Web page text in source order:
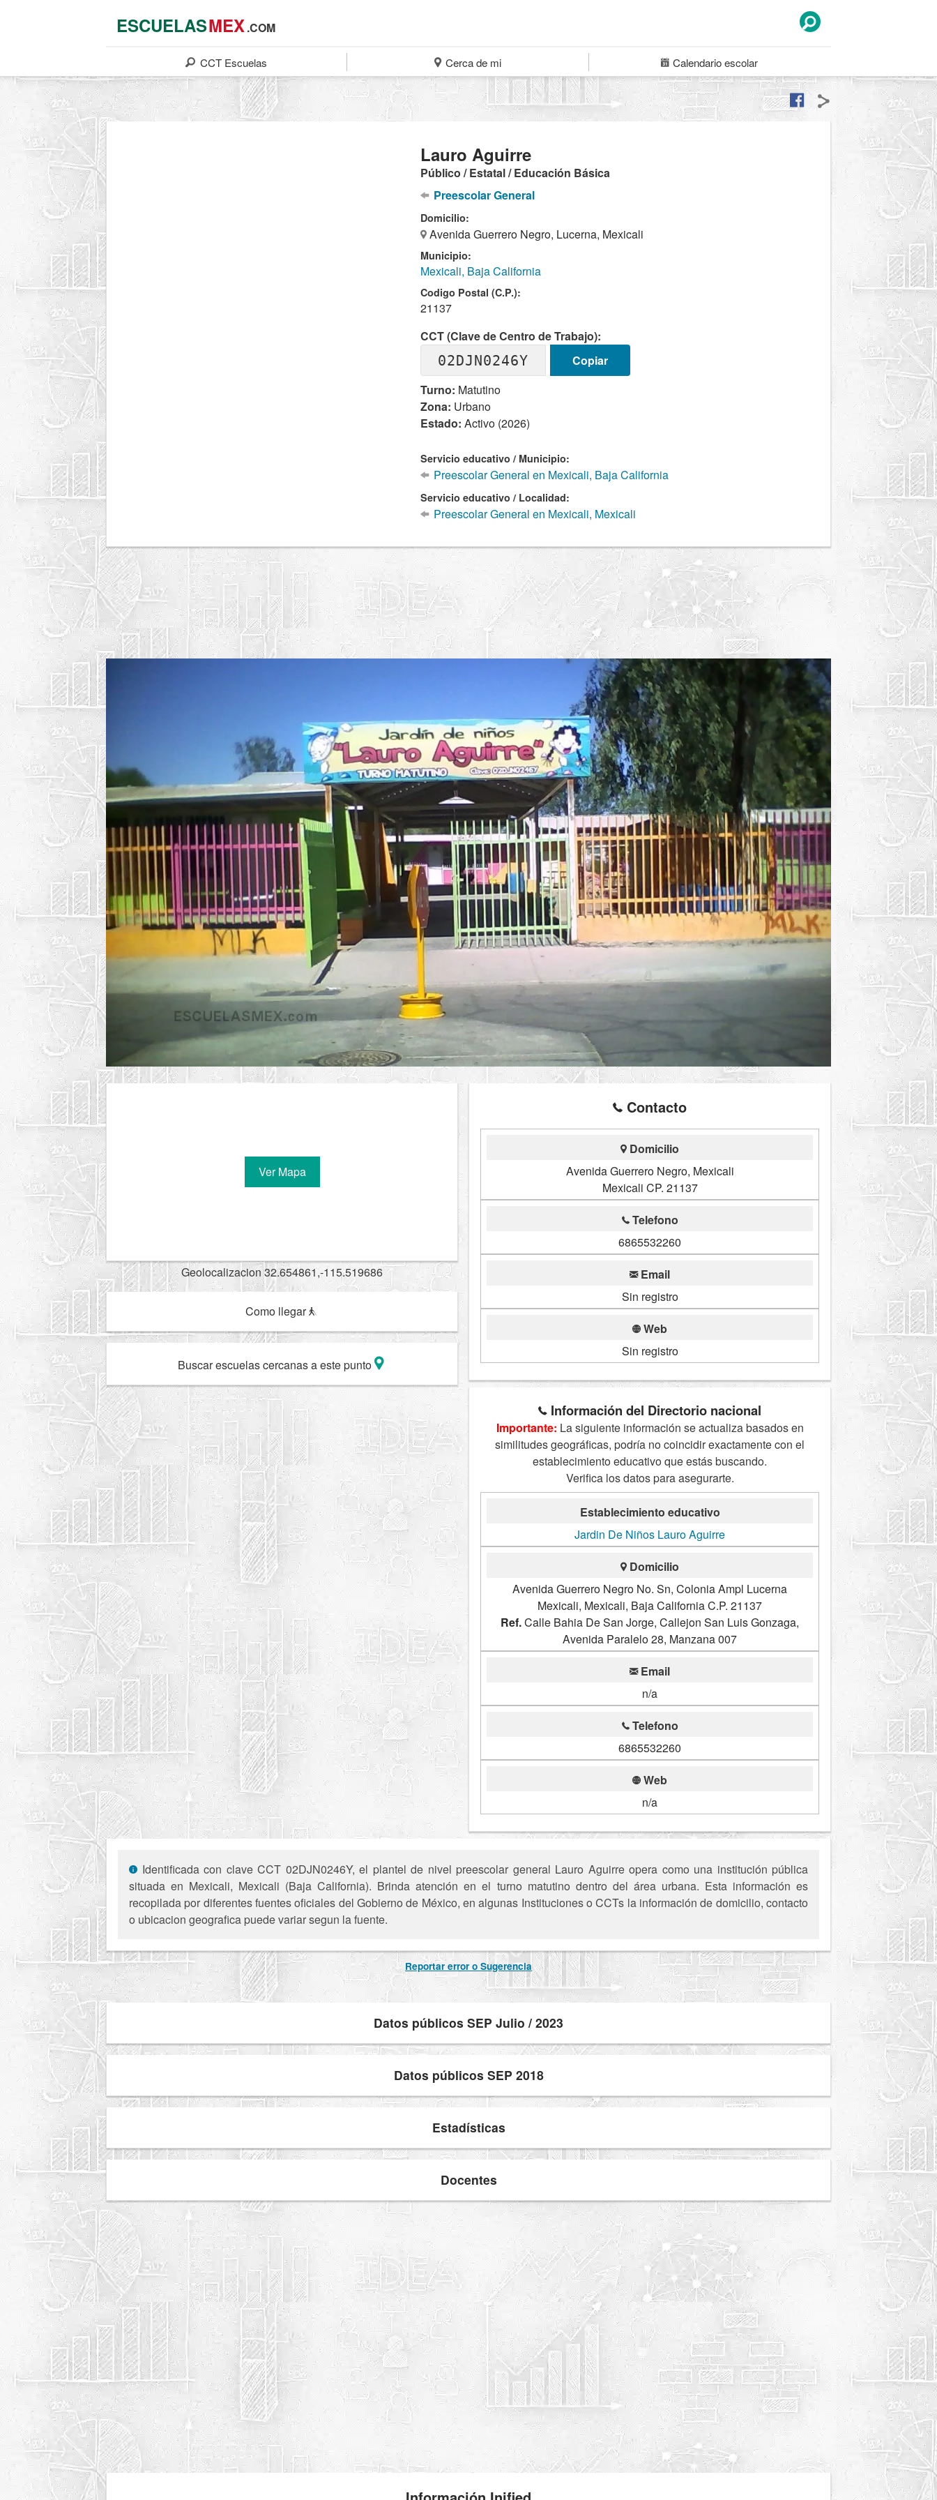
ESCUELASMEX.COM
CCT Escuelas Cerca de mi Calendarioescolar
Lauro Aguirre
Público / Estatal / Educación Básica
Preescolar General
Domicilio:
Avenida Guerrero Negro, Lucerna, Mexicali
Municipio:
Mexicali, Baja California
Codigo Postal (C.P.):
21137
CCT (Clave de Centro de Trabajo):
02DJN0246Y
Copiar
Turno: Matutino
Zona: Urbano
Estado: Activo (2026)
Servicio educativo / Municipio:
Preescolar General en Mexicali, Baja California
Servicio educativo / Localidad:
Preescolar General en Mexicali, Mexicali
Ver Mapa
Geolocalizacion 32.654861,-115.519686
Como llegar
Buscar escuelas cercanas a este punto
Contacto
Domicilio
Avenida Guerrero Negro, Mexicali
Mexicali CP. 21137
Telefono
6865532260
Email
Sin registro
Web
Sin registro
Información del Directorio nacional
Importante: La siguiente información se actualiza basados en
similitudes geográficas, podría no coincidir exactamente con el
establecimiento educativo que estás buscando.
Verifica los datos para asegurarte.
Establecimiento educativo
Jardin De Niños Lauro Aguirre
Domicilio
Avenida Guerrero Negro No. Sn, Colonia Ampl Lucerna
Mexicali, Mexicali, Baja California C.P. 21137
Ref.Calle Bahia De San Jorge, Callejon San Luis Gonzaga,
Avenida Paralelo 28, Manzana 007
Email
n/a
Telefono
6865532260
Web
n/a
Identificada con clave CCT 02DJN0246Y, el plantel de nivel preescolar general Lauro Aguirre opera como una institución pública
situada en Mexicali, Mexicali (Baja California). Brinda atención en el turno matutino dentro del área urbana. Esta información es
recopilada por diferentes fuentes oficiales del Gobierno de México, en algunas Instituciones o CCTs la información de domicilio, contacto
o ubicacion geografica puede variar segun la fuente.
Reportar error o Sugerencia
Datos públicos SEP Julio / 2023
Datos públicos SEP 2018
Estadísticas
Docentes